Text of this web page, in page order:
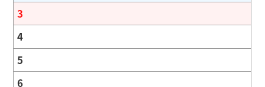
3
4
5
6